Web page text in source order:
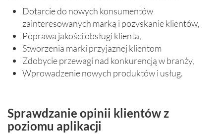
Dotarcie do nowych konsumentów
zainteresowanych marką i pozyskanie klientów,
Poprawa jakości obsługi klienta,
Stworzenia marki przyjaznej klientom
Zdobycie przewagi nad konkurencją w branży,
Wprowadzenie nowych produktów i usług.
Sprawdzanie opinii klientów z
poziomu aplikacji